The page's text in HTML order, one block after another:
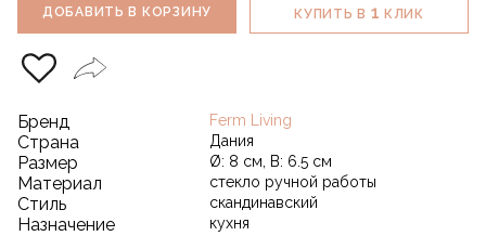
ДОБАВИТЬ В КОРЗИНУ КУПИТЬ В 1 КЛИК
Бренд Ferm Living
Страна Дания
Размер Ø: 8 см, В: 6.5 см
Материал стекло ручной работы
Стиль скандинавский
Назначение кухня